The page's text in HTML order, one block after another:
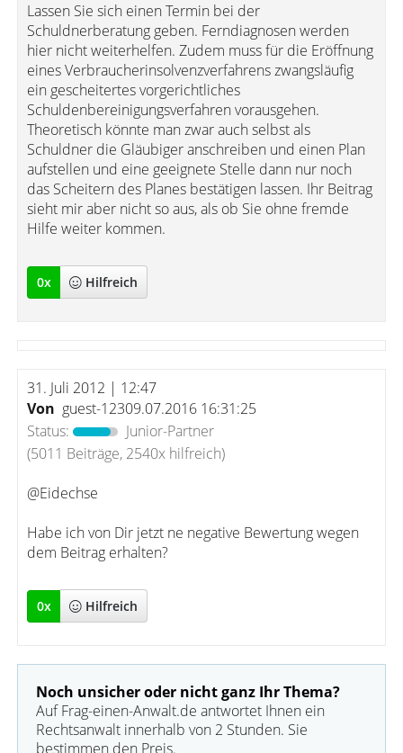
Lassen Sie sich einen Termin bei der
Schuldnerberatung geben. Ferndiagnosen werden
hier nicht weiterhelfen. Zudem muss für die Eröffnung
eines Verbraucherinsolvenzverfahrens zwangsläufig
ein gescheitertes vorgerichtliches
Schuldenbereinigungsverfahren vorausgehen.
Theoretisch könnte man zwar auch selbst als
Schuldner die Gläubiger anschreiben und einen Plan
aufstellen und eine geeignete Stelle dann nur noch
das Scheitern des Planes bestätigen lassen. Ihr Beitrag
sieht mir aber nicht so aus, als ob Sie ohne fremde
Hilfe weiter kommen.
0x Hilfreich
31. Juli 2012 | 12:47
Von guest-12309.07.2016 16:31:25
Status:
Junior-Partner
(5011 Beiträge, 2540x hilfreich)
@Eidechse
Habe ich von Dir jetzt ne negative Bewertung wegen
dem Beitrag erhalten?
0x Hilfreich
Noch unsicher oder nicht ganz Ihr Thema?
Auf Frag-einen-Anwalt.de antwortet Ihnen ein
Rechtsanwalt innerhalb von 2 Stunden. Sie
bestimmen den Preis.